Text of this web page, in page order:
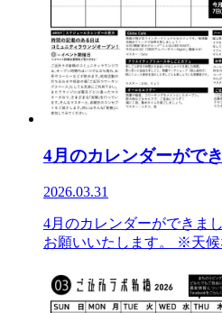
4月のカレンダーができ
2026.03.31
4月のカレンダーができま
お願いいたします。 ※天候